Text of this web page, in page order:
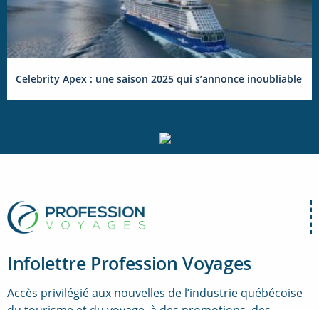
Celebrity Apex : une saison 2025 qui s’annonce inoubliable
Infolettre Profession Voyages
Accès privilégié aux nouvelles de l’industrie québécoise